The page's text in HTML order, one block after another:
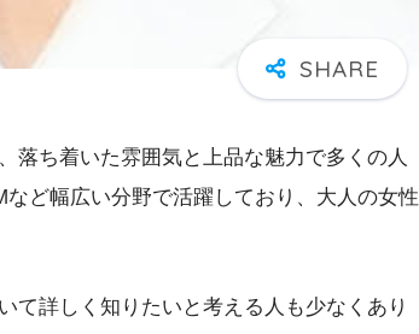
落ち着いた雰囲気と上品な魅力で多くの人
ど幅広い分野で活躍しており、大人の女性
て詳しく知りたいと考える人も少なくあり